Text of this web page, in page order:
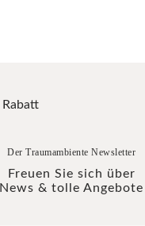
Der Traumambiente Newsletter
Freuen Sie sich über
News & tolle Angebote